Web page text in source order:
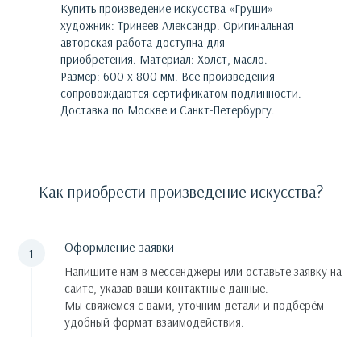
Купить произведение искусства «Груши»
художник: Тринеев Александр. Оригинальная
авторская работа доступна для
приобретения. Материал: Холст, масло.
Размер: 600 х 800 мм. Все произведения
сопровождаются сертификатом подлинности.
Доставка по Москве и Санкт-Петербургу.
Как приобрести произведение искусства?
Оформление заявки
Напишите нам в мессенджеры или оставьте заявку на
сайте, указав ваши контактные данные.
Мы свяжемся с вами, уточним детали и подберём
удобный формат взаимодействия.